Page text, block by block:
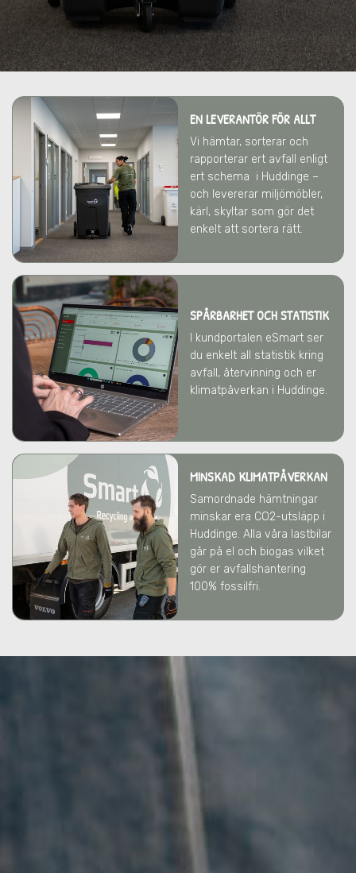
EN LEVERANTÖR FÖR ALLT
Vi hämtar, sorterar och
rapporterar ert avfall enligt
ert schema i Huddinge –
och levererar miljömöbler,
kärl, skyltar som gör det
enkelt att sortera rätt.
SPÅRBARHET OCH STATISTIK
I kundportalen eSmart ser
du enkelt all statistik kring
avfall, återvinning och er
klimatpåverkan i Huddinge.
MINSKAD KLIMATPÅVERKAN
Samordnade hämtningar
minskar era CO2-utsläpp i
Huddinge. Alla våra lastbilar
går på el och biogas vilket
gör er avfallshantering
100% fossilfri.